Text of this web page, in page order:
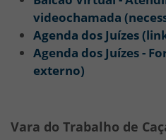
videochamada
Agenda dos Juízes
Agenda dos Juízes -
externo)
Vara do Trabalho de